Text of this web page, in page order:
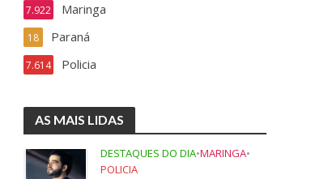
Maringa
7.922
Paraná
18
Policia
7.614
AS MAIS LIDAS
DESTAQUES DO DIA•MARINGA•
POLICIA